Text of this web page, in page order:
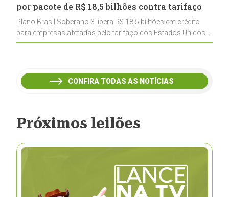
por pacote de R$ 18,5 bilhões contra tarifaço
Plano Brasil Soberano 3 libera R$ 18,5 bilhões em crédito
para empresas afetadas pelo tarifaço dos Estados Unidos e
inclui a pecuária entre os setores estratégicos
CONFIRA TODAS AS NOTÍCIAS
Próximos leilões